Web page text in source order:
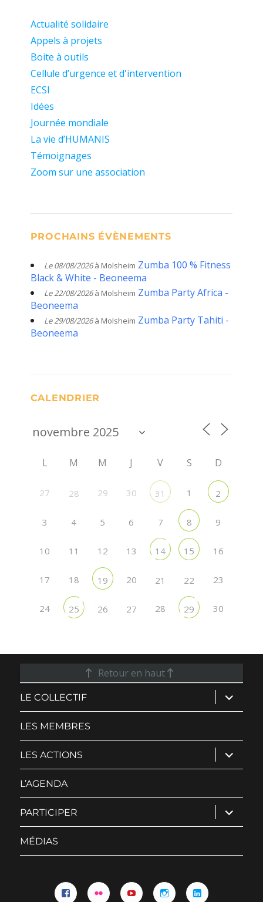
Actualité solidaire
Appels à projets
Boite à outils
Cellule d’urgence et d'intervention
ECSI
Idées
Journée mondiale
La vie d’HUMANIS
Témoignages
Zoom sur une association
PROCHAINS ÉVÈNEMENTS
Le 08/08/2026à Molsheim Zumba 100 % Fitness
Black & White - Beoneema
Le 22/08/2026à Molsheim Zumba Party Africa -
Beoneema
Le 29/08/2026à Molsheim Zumba Party Tahiti -
Beoneema
CALENDRIER
L M M J V S D
27 28 29 30 31 1 2
3 4 5 6 7 8 9
10 11 12 13 14 15 16
17 18 19 20 21 22 23
24 25 26 27 28 29 30
Retour en haut
LE COLLECTIF ouvrir
le
sous-
LES MEMBRES
LES ACTIONS ouvrir
le
sous-
L’AGENDA
PARTICIPER ouvrir
le
sous-
MÉDIAS